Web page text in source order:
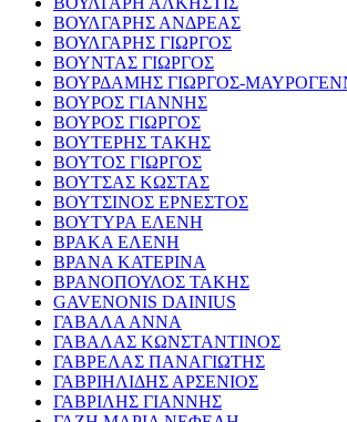
ΒΟΥΛΓΑΡΗΣ ΑΝΔΡΕΑΣ
ΒΟΥΛΓΑΡΗΣ ΓΙΩΡΓΟΣ
ΒΟΥΝΤΑΣ ΓΙΩΡΓΟΣ
ΒΟΥΡΔΑΜΗΣ ΓΙΩΡΓΟΣ-
ΒΟΥΡΟΣ ΓΙΑΝΝΗΣ
ΒΟΥΡΟΣ ΓΙΩΡΓΟΣ
ΒΟΥΤΕΡΗΣ ΤΑΚΗΣ
ΒΟΥΤΟΣ ΓΙΩΡΓΟΣ
ΒΟΥΤΣΑΣ ΚΩΣΤΑΣ
ΒΟΥΤΣΙΝΟΣ ΕΡΝΕΣΤΟΣ
ΒΟΥΤΥΡΑ ΕΛΕΝΗ
ΒΡΑΚΑ ΕΛΕΝΗ
ΒΡΑΝΑ ΚΑΤΕΡΙΝΑ
ΒΡΑΝΟΠΟΥΛΟΣ ΤΑΚΗΣ
GAVENONIS DAINIUS
ΓΑΒΑΛΑ ΑΝΝΑ
ΓΑΒΑΛΑΣ ΚΩΝΣΤΑΝΤΙΝΟΣ
ΓΑΒΡΕΛΑΣ ΠΑΝΑΓΙΩΤΗΣ
ΓΑΒΡΙΗΛΙΔΗΣ ΑΡΣΕΝΙΟΣ
ΓΑΒΡΙΛΗΣ ΓΙΑΝΝΗΣ